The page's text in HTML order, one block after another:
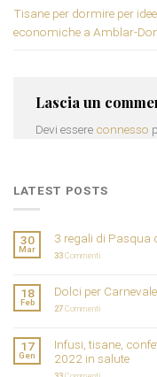
Tisane per dormire per
economiche a Amblar-
Lascia un
Devi essere connesso
LATEST POSTS
30
Mar
3 regali di Pasqua
33Commenti
18
Feb
Dolci per
27Commenti
17
Gen
Infusi, tisane,
2022 in salute